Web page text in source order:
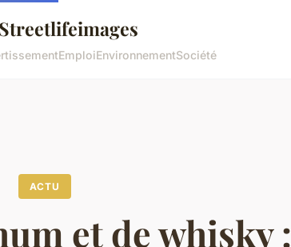
EmploiEnvironnementSociété
ACTU
et de whisky :